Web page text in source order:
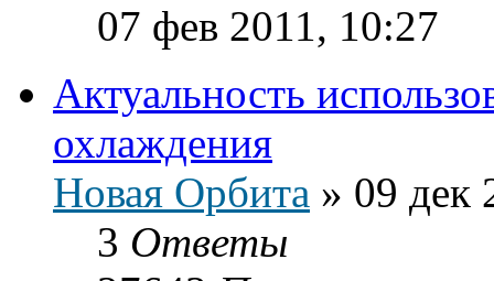
07 фев 2011, 10:27
Актуальность
охлаждения
Новая Орбита » 09 дек
3 Ответы